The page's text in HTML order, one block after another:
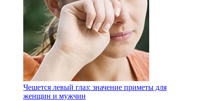
Чешется левый глаз: значение приметы для
женщин и мужчин